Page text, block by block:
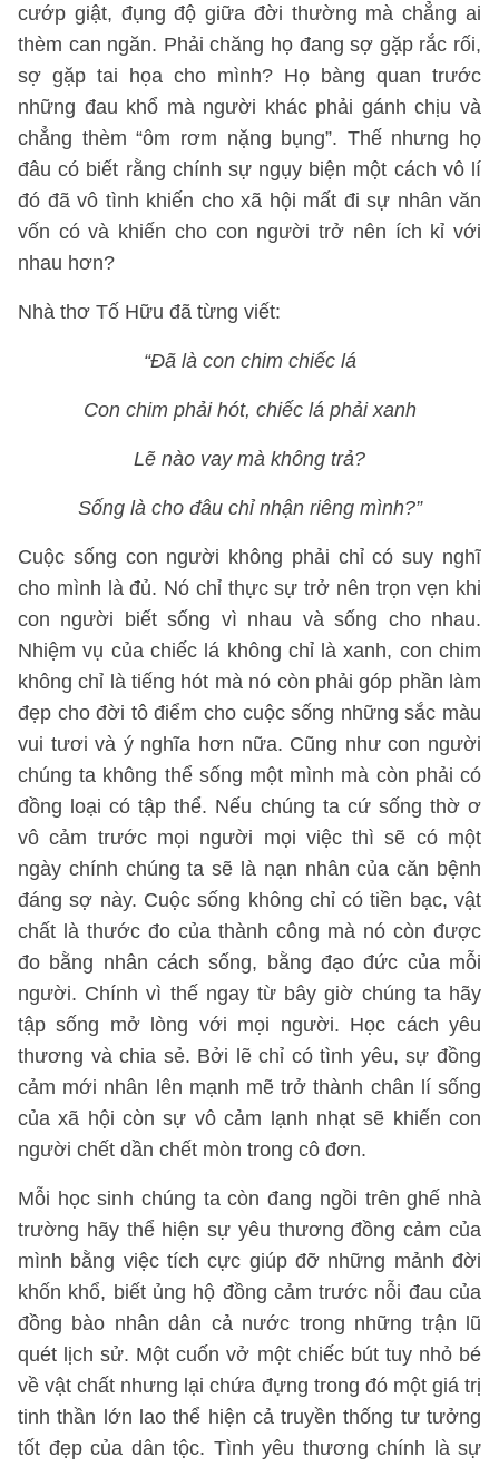
cướp giật, đụng độ giữa đời thường mà chẳng ai
thèm can ngăn. Phải chăng họ đang sợ gặp rắc rối,
sợ gặp tai họa cho mình? Họ bàng quan trước
những đau khổ mà người khác phải gánh chịu và
chẳng thèm “ôm rơm nặng bụng”. Thế nhưng họ
đâu có biết rằng chính sự ngụy biện một cách vô lí
đó đã vô tình khiến cho xã hội mất đi sự nhân văn
vốn có và khiến cho con người trở nên ích kỉ với
nhau hơn?
Nhà thơ Tố Hữu đã từng viết:
“Đã là con chim chiếc lá
Con chim phải hót, chiếc lá phải xanh
Lẽ nào vay mà không trả?
Sống là cho đâu chỉ nhận riêng mình?”
Cuộc sống con người không phải chỉ có suy nghĩ
cho mình là đủ. Nó chỉ thực sự trở nên trọn vẹn khi
con người biết sống vì nhau và sống cho nhau.
Nhiệm vụ của chiếc lá không chỉ là xanh, con chim
không chỉ là tiếng hót mà nó còn phải góp phần làm
đẹp cho đời tô điểm cho cuộc sống những sắc màu
vui tươi và ý nghĩa hơn nữa. Cũng như con người
chúng ta không thể sống một mình mà còn phải có
đồng loại có tập thể. Nếu chúng ta cứ sống thờ ơ
vô cảm trước mọi người mọi việc thì sẽ có một
ngày chính chúng ta sẽ là nạn nhân của căn bệnh
đáng sợ này. Cuộc sống không chỉ có tiền bạc, vật
chất là thước đo của thành công mà nó còn được
đo bằng nhân cách sống, bằng đạo đức của mỗi
người. Chính vì thế ngay từ bây giờ chúng ta hãy
tập sống mở lòng với mọi người. Học cách yêu
thương và chia sẻ. Bởi lẽ chỉ có tình yêu, sự đồng
cảm mới nhân lên mạnh mẽ trở thành chân lí sống
của xã hội còn sự vô cảm lạnh nhạt sẽ khiến con
người chết dần chết mòn trong cô đơn.
Mỗi học sinh chúng ta còn đang ngồi trên ghế nhà
trường hãy thể hiện sự yêu thương đồng cảm của
mình bằng việc tích cực giúp đỡ những mảnh đời
khốn khổ, biết ủng hộ đồng cảm trước nỗi đau của
đồng bào nhân dân cả nước trong những trận lũ
quét lịch sử. Một cuốn vở một chiếc bút tuy nhỏ bé
về vật chất nhưng lại chứa đựng trong đó một giá trị
tinh thần lớn lao thể hiện cả truyền thống tư tưởng
tốt đẹp của dân tộc. Tình yêu thương chính là sự